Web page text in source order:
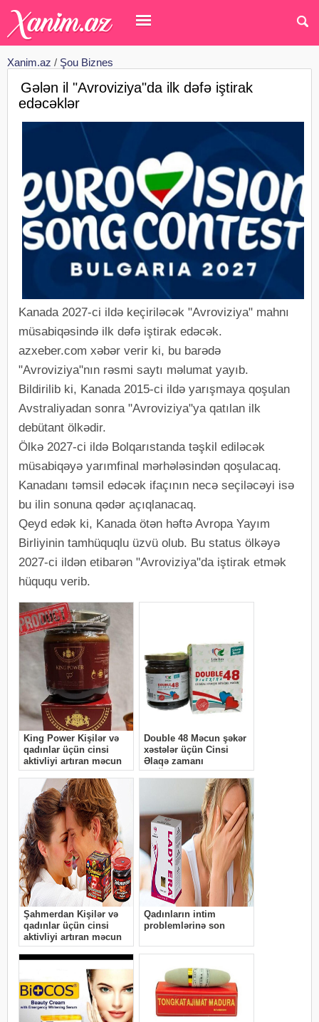
Xanim.az / Şou Biznes
Gələn il "Avroviziya"da ilk dəfə iştirak
edəcəklər
Kanada 2027-ci ildə keçiriləcək "Avroviziya" mahnı
müsabiqəsində ilk dəfə iştirak edəcək.
azxeber.com xəbər verir ki, bu barədə
"Avroviziya"nın rəsmi saytı məlumat yayıb.
Bildirilib ki, Kanada 2015-ci ildə yarışmaya qoşulan
Avstraliyadan sonra "Avroviziya"ya qatılan ilk
debütant ölkədir.
Ölkə 2027-ci ildə Bolqarıstanda təşkil ediləcək
müsabiqəyə yarımfinal mərhələsindən qoşulacaq.
Kanadanı təmsil edəcək ifaçının necə seçiləcəyi isə
bu ilin sonuna qədər açıqlanacaq.
Qeyd edək ki, Kanada ötən həftə Avropa Yayım
Birliyinin tamhüquqlu üzvü olub. Bu status ölkəyə
2027-ci ildən etibarən "Avroviziya"da iştirak etmək
hüququ verib.